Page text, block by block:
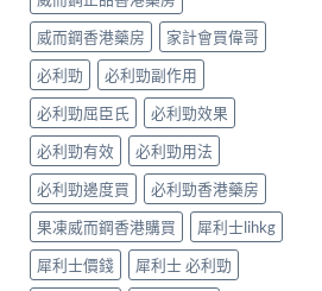
對
之
道〉
理
方
法〉
威而鋼香港藥房
家計會買偉哥
必利勁
必利勁副作用
必利勁屈臣氏
必利勁效果
必利勁有效
必利勁用法
必利勁邊度買
必利勁香港藥房
果凍威而鋼香港購買
犀利士lihkg
犀利士價錢
犀利士 必利勁